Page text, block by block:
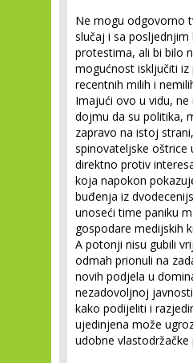
Ne mogu odgovorno
slučaj i sa posljednjim
protestima, ali bi bilo
mogućnost isključiti iz
recentnih milih i
Imajući ovo u vidu,
dojmu da su politika,
zapravo na istoj
spinovateljske oštrice
direktno protiv
koja napokon
buđenja iz
unoseći time paniku
gospodare medijskih
A potonji nisu gubili
odmah prionuli na
novih podjela u
nezadovoljnoj
kako podijeliti i
ujedinjena može
udobne vlastodržačke